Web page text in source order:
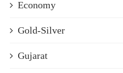
Economy
Gold-Silver
Gujarat